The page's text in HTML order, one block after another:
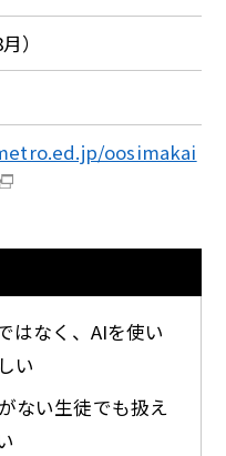
）
oosimakai
はなく、AIを使い
い
ない生徒でも扱え